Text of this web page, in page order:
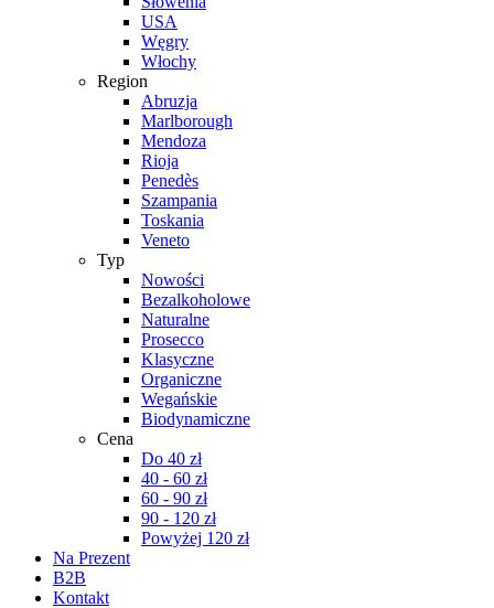
USA
Węgry
Włochy
Region
Abruzja
Marlborough
Mendoza
Rioja
Penedès
Szampania
Toskania
Veneto
Typ
Nowości
Bezalkoholowe
Naturalne
Prosecco
Klasyczne
Organiczne
Wegańskie
Biodynamiczne
Cena
Do 40 zł
40 - 60 zł
60 - 90 zł
90 - 120 zł
Powyżej 120 zł
Na Prezent
B2B
Kontakt